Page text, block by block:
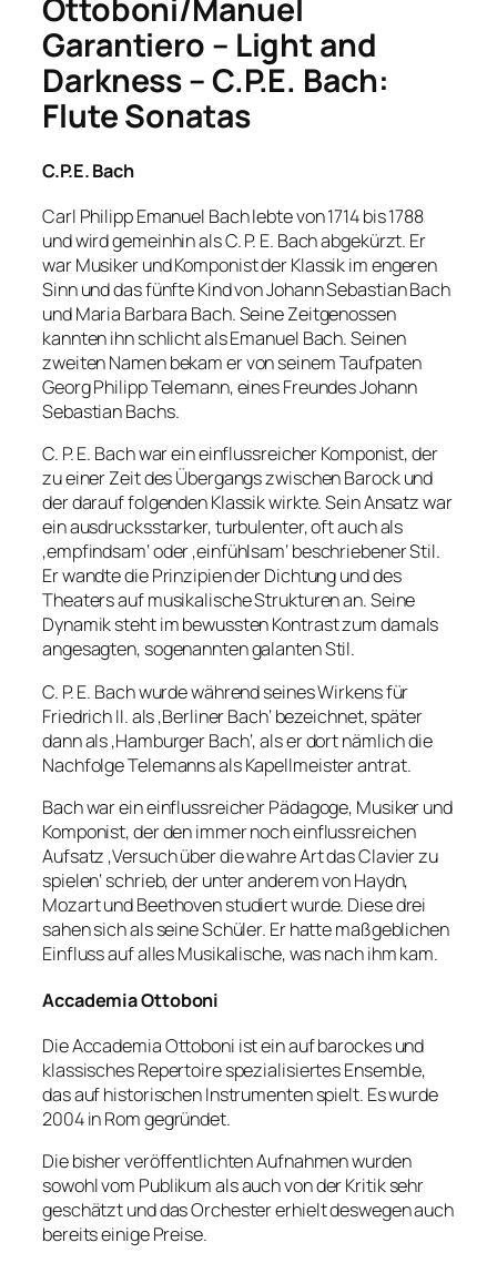
Ottoboni/Manuel
Garantiero – Light and
Darkness – C.P.E. Bach:
Flute Sonatas
C.P.E. Bach
Carl Philipp Emanuel Bach lebte von 1714 bis 1788
und wird gemeinhin als C. P. E. Bach abgekürzt. Er
war Musiker und Komponist der Klassik im engeren
Sinn und das fünfte Kind von Johann Sebastian Bach
und Maria Barbara Bach. Seine Zeitgenossen
kannten ihn schlicht als Emanuel Bach. Seinen
zweiten Namen bekam er von seinem Taufpaten
Georg Philipp Telemann, eines Freundes Johann
Sebastian Bachs.
C. P. E. Bach war ein einflussreicher Komponist, der
zu einer Zeit des Übergangs zwischen Barock und
der darauf folgenden Klassik wirkte. Sein Ansatz war
ein ausdrucksstarker, turbulenter, oft auch als
‚empfindsam‘ oder ‚einfühlsam‘ beschriebener Stil.
Er wandte die Prinzipien der Dichtung und des
Theaters auf musikalische Strukturen an. Seine
Dynamik steht im bewussten Kontrast zum damals
angesagten, sogenannten galanten Stil.
C. P. E. Bach wurde während seines Wirkens für
Friedrich II. als ‚Berliner Bach‘ bezeichnet, später
dann als ‚Hamburger Bach‘, als er dort nämlich die
Nachfolge Telemanns als Kapellmeister antrat.
Bach war ein einflussreicher Pädagoge, Musiker und
Komponist, der den immer noch einflussreichen
Aufsatz ‚Versuch über die wahre Art das Clavier zu
spielen‘ schrieb, der unter anderem von Haydn,
Mozart und Beethoven studiert wurde. Diese drei
sahen sich als seine Schüler. Er hatte maßgeblichen
Einfluss auf alles Musikalische, was nach ihm kam.
Accademia Ottoboni
Die Accademia Ottoboni ist ein auf barockes und
klassisches Repertoire spezialisiertes Ensemble,
das auf historischen Instrumenten spielt. Es wurde
2004 in Rom gegründet.
Die bisher veröffentlichten Aufnahmen wurden
sowohl vom Publikum als auch von der Kritik sehr
geschätzt und das Orchester erhielt deswegen auch
bereits einige Preise.